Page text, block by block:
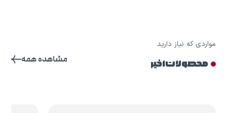
مواردی که نیاز دارید
محصولات اخیر مشاهده همه